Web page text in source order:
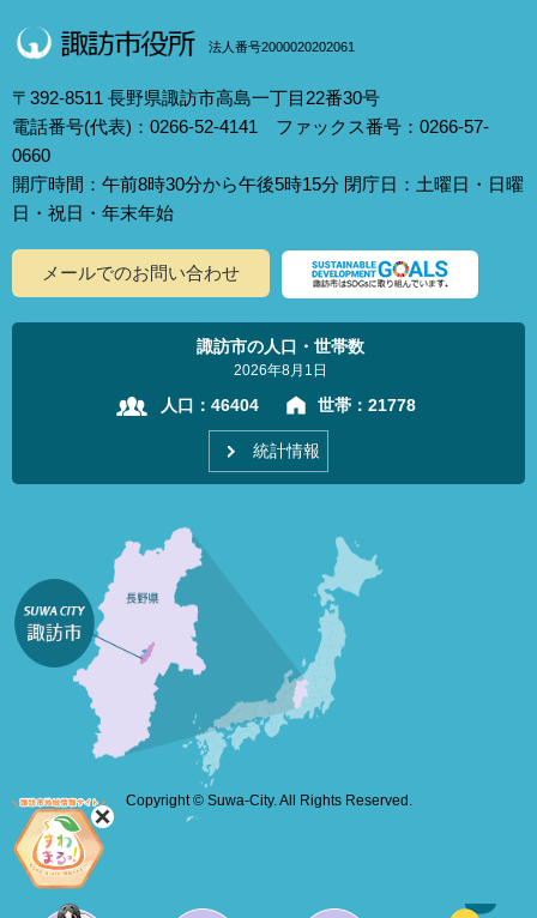
法人番号2000020202061
〒392-8511 長野県諏訪市高島一丁目22番30号
電話番号(代表)：0266-52-4141 ファックス番号：0266-57-
0660
開庁時間：午前8時30分から午後5時15分 閉庁日：土曜日・日曜
日・祝日・年末年始
メールでのお問い合わせ
諏訪市の人口・世帯数
2026年8月1日
人口： 46404 世帯： 21778
統計情報
Copyright © Suwa-City. All Rights Reserved.